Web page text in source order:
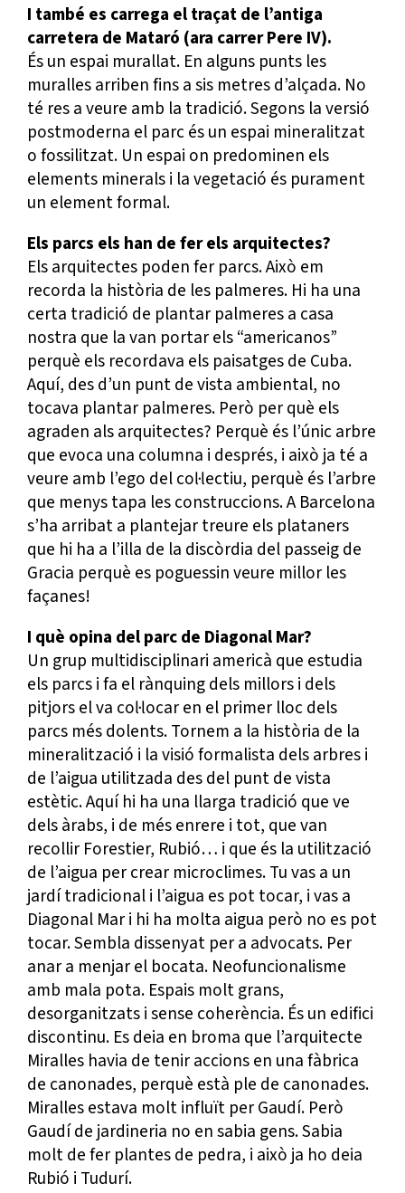
I també es carrega el traçat de l’antiga
carretera de Mataró (ara carrer Pere IV).
És un espai murallat. En alguns punts les
muralles arriben fins a sis metres d’alçada. No
té res a veure amb la tradició. Segons la versió
postmoderna el parc és un espai mineralitzat
o fossilitzat. Un espai on predominen els
elements minerals i la vegetació és purament
un element formal.
Els parcs els han de fer els arquitectes?
Els arquitectes poden fer parcs. Això em
recorda la història de les palmeres. Hi ha una
certa tradició de plantar palmeres a casa
nostra que la van portar els “americanos”
perquè els recordava els paisatges de Cuba.
Aquí, des d’un punt de vista ambiental, no
tocava plantar palmeres. Però per què els
agraden als arquitectes? Perquè és l’únic arbre
que evoca una columna i després, i això ja té a
veure amb l’ego del col·lectiu, perquè és l’arbre
que menys tapa les construccions. A Barcelona
s’ha arribat a plantejar treure els plataners
que hi ha a l’illa de la discòrdia del passeig de
Gracia perquè es poguessin veure millor les
façanes!
I què opina del parc de Diagonal Mar?
Un grup multidisciplinari americà que estudia
els parcs i fa el rànquing dels millors i dels
pitjors el va col·locar en el primer lloc dels
parcs més dolents. Tornem a la història de la
mineralització i la visió formalista dels arbres i
de l’aigua utilitzada des del punt de vista
estètic. Aquí hi ha una llarga tradició que ve
dels àrabs, i de més enrere i tot, que van
recollir Forestier, Rubió… i que és la utilització
de l’aigua per crear microclimes. Tu vas a un
jardí tradicional i l’aigua es pot tocar, i vas a
Diagonal Mar i hi ha molta aigua però no es pot
tocar. Sembla dissenyat per a advocats. Per
anar a menjar el bocata. Neofuncionalisme
amb mala pota. Espais molt grans,
desorganitzats i sense coherència. És un edifici
discontinu. Es deia en broma que l’arquitecte
Miralles havia de tenir accions en una fàbrica
de canonades, perquè està ple de canonades.
Miralles estava molt influït per Gaudí. Però
Gaudí de jardineria no en sabia gens. Sabia
molt de fer plantes de pedra, i això ja ho deia
Rubió i Tudurí.